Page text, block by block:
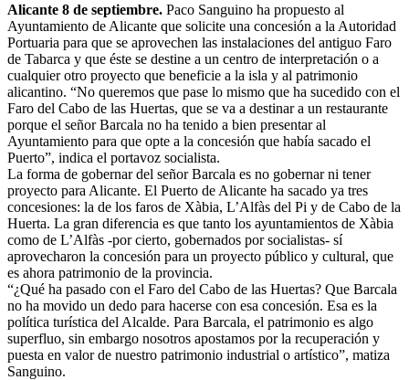
Alicante 8 de septiembre. Paco Sanguino ha propuesto al
Ayuntamiento de Alicante que solicite una concesión a la Autoridad
Portuaria para que se aprovechen las instalaciones del antiguo Faro
de Tabarca y que éste se destine a un centro de interpretación o a
cualquier otro proyecto que beneficie a la isla y al patrimonio
alicantino. “No queremos que pase lo mismo que ha sucedido con el
Faro del Cabo de las Huertas, que se va a destinar a un restaurante
porque el señor Barcala no ha tenido a bien presentar al
Ayuntamiento para que opte a la concesión que había sacado el
Puerto”, indica el portavoz socialista.
La forma de gobernar del señor Barcala es no gobernar ni tener
proyecto para Alicante. El Puerto de Alicante ha sacado ya tres
concesiones: la de los faros de Xàbia, L’Alfàs del Pi y de Cabo de la
Huerta. La gran diferencia es que tanto los ayuntamientos de Xàbia
como de L’Alfàs -por cierto, gobernados por socialistas- sí
aprovecharon la concesión para un proyecto público y cultural, que
es ahora patrimonio de la provincia.
“¿Qué ha pasado con el Faro del Cabo de las Huertas? Que Barcala
no ha movido un dedo para hacerse con esa concesión. Esa es la
política turística del Alcalde. Para Barcala, el patrimonio es algo
superfluo, sin embargo nosotros apostamos por la recuperación y
puesta en valor de nuestro patrimonio industrial o artístico”, matiza
Sanguino.